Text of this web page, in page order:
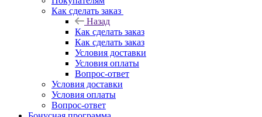
Как сделать заказ
Назад
Как сделать заказ
Как сделать заказ
Условия доставки
Условия оплаты
Вопрос-ответ
Условия доставки
Условия оплаты
Вопрос-ответ